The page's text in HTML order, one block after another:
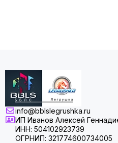
info@bblslegrushka.ru
ИП Иванов Алексей
ИНН: 504102923739
ОГРНИП: 321774600734005